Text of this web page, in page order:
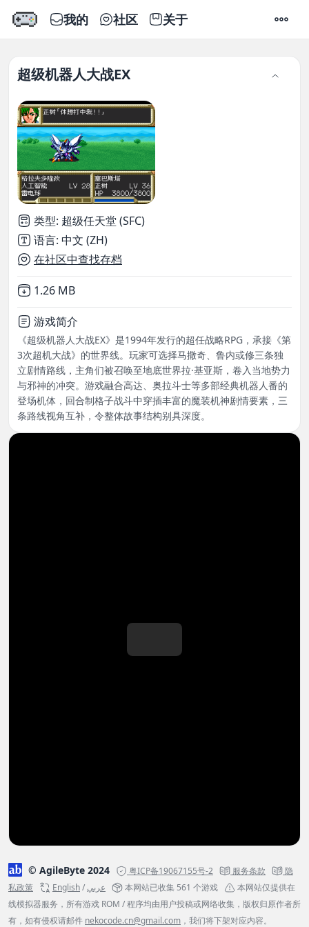
我的 社区 关于 设置
超级机器人大战EX
类型: 超级任天堂 (SFC)
语言: 中文 (ZH)
在社区中查找存档
Not downloaded
1.26 MB
游戏简介
《超级机器人大战EX》是1994年发行的超任战略RPG，承接《第
3次超机大战》的世界线。玩家可选择马撒奇、鲁内或修三条独
立剧情路线，主角们被召唤至地底世界拉·基亚斯，卷入当地势力
与邪神的冲突。游戏融合高达、奥拉斗士等多部经典机器人番的
登场机体，回合制格子战斗中穿插丰富的魔装机神剧情要素，三
条路线视角互补，令整体故事结构别具深度。
© AgileByte 2024 粤ICP备19067155号-2 服务条款
隐
私政策
English/عربي 本网站已收集 561 个游戏
本网站仅提供在
线模拟器服务，所有游戏 ROM / 程序均由用户投稿或网络收集，版权归原作者所
有，如有侵权请邮件 nekocode.cn@gmail.com ，我们将下架对应内容。